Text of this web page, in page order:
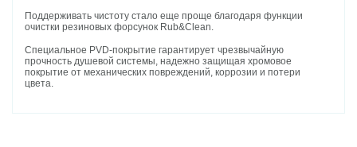
Поддерживать чистоту стало еще проще благодаря функции
очистки резиновых форсунок Rub&Clean.
Специальное PVD-покрытие гарантирует чрезвычайную
прочность душевой системы, надежно защищая хромовое
покрытие от механических повреждений, коррозии и потери
цвета.